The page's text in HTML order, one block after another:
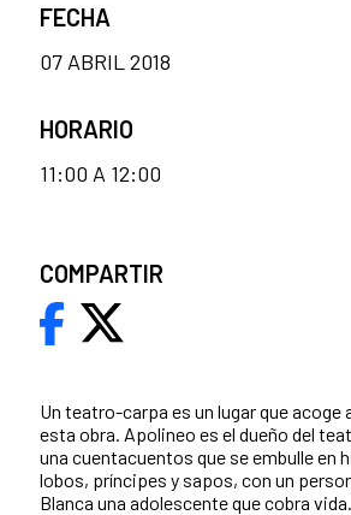
Un teatro-carpa es un lugar que acoge
esta obra. Apolineo es el dueño del
una cuentacuentos que se embulle en
lobos, príncipes y sapos, con un
Blanca una adolescente que cobra vida.
FECHA
07 ABRIL 2018
HORARIO
11:00 A 12:00
COMPARTIR